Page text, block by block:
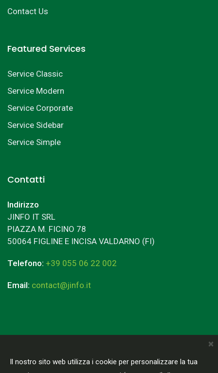
×
Il nostro sito web utilizza i cookie per personalizzare la tua
Contact Us
Featured Services
Service Classic
Service Modern
Service Corporate
Service Sidebar
Service Simple
Contatti
Indirizzo
JINFO IT SRL
PIAZZA M. FICINO 78
50064 FIGLINE E INCISA VALDARNO (FI)
Telefono: +39 055 06 22 002
Email: contact@jinfo.it